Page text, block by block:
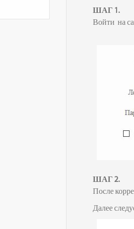
ШАГ 1.
Войти на
ШАГ 2.
После
Далее